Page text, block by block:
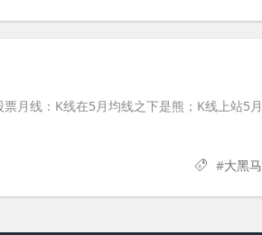
月线：K线在5月均线之下是熊；K线上站5月
#大黑马